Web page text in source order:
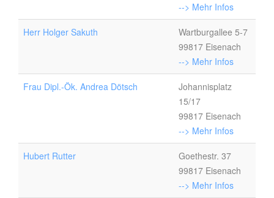
--> Mehr Infos
Herr Holger Sakuth
Wartburgallee 5-7
99817 Eisenach
--> Mehr Infos
Frau Dipl.-Ök. Andrea Dötsch
Johannisplatz
15/17
99817 Eisenach
--> Mehr Infos
Hubert Rutter
Goethestr. 37
99817 Eisenach
--> Mehr Infos